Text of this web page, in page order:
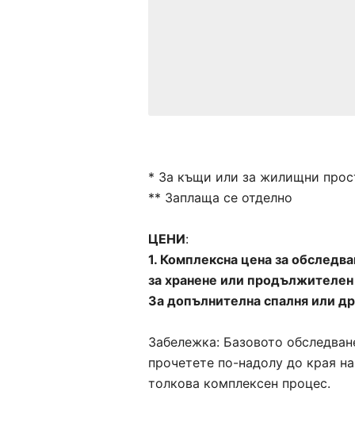
* За къщи или за жилищни
** Заплаща се отделно
ЦЕНИ:
1. Комплексна цена за
за хранене или
За допълнителна спалня или
Забележка: Базовото
прочетете по-надолу до края
толкова комплексен процес.